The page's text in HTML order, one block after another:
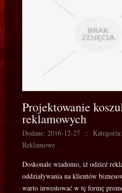
Projektowanie
reklamowych
Dodane: 2016-12-27 ::
Reklamowe
Doskonale wiadomo, iż odzież
oddziaływania na klientów
warto inwestować w tę formę